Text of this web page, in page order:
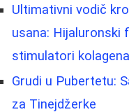
Ultimativni vodič
usana: Hijaluronski
stimulatori kolagena
Grudi u Pubertetu:
za Tinejdžerke